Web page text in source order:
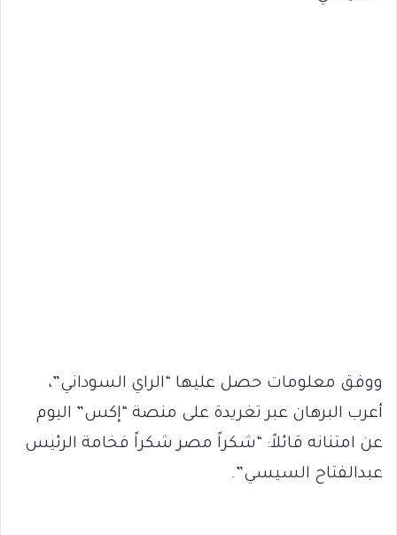
ووفق معلومات حصل عليها “الراي السوداني”،
أعرب البرهان عبر تغريدة على منصة “إكس” اليوم
عن امتنانه قائلاً: “شكراً مصر شكراً فخامة الرئيس
عبدالفتاح السيسي”.